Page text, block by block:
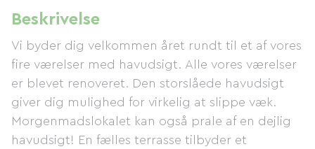
Beskrivelse
Vi byder dig velkommen året rundt til et af vores
fire værelser med havudsigt. Alle vores værelser
er blevet renoveret. Den storslåede havudsigt
giver dig mulighed for virkelig at slippe væk.
Morgenmadslokalet kan også prale af en dejlig
havudsigt! En fælles terrasse tilbyder et